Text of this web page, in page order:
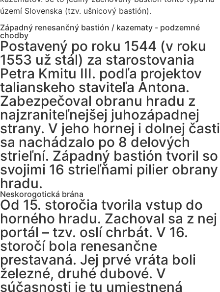
území Slovenska (tzv. ušnicový bastión).
Západný renesančný bastión / kazematy - podzemné
chodby
Postavený po roku 1544 (v roku
1553 už stál) za starostovania
Petra Kmitu III. podľa projektov
talianskeho staviteľa Antona.
Zabezpečoval obranu hradu z
najzraniteľnejšej juhozápadnej
strany. V jeho hornej i dolnej časti
sa nachádzalo po 8 delových
strieľní. Západný bastión tvoril so
svojimi 16 strieľňami pilier obrany
hradu.
Neskorogotická brána
Od 15. storočia tvorila vstup do
horného hradu. Zachoval sa z nej
portál – tzv. oslí chrbát. V 16.
storočí bola renesančne
prestavaná. Jej prvé vráta boli
železné, druhé dubové. V
súčasnosti je tu umiestnená